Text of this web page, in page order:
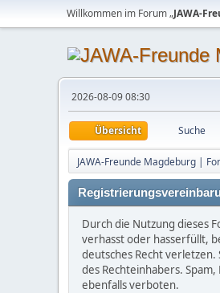
Willkommen im Forum „JAWA-
2026-08-09 08:30
Übersicht Suche
JAWA-Freunde Magdeburg |
Durch die Nutzung dieses
verhasst oder hasserfüllt,
deutsches Recht
des Rechteinhabers.
ebenfalls verboten.